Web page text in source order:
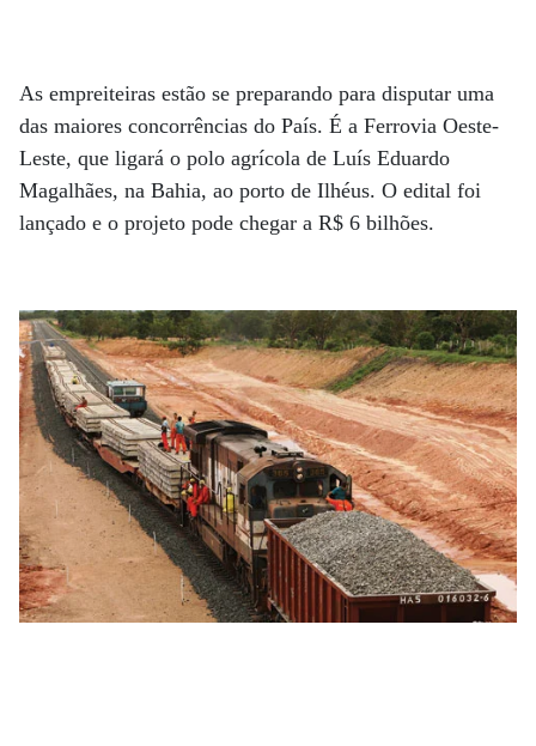
As empreiteiras estão se preparando para disputar uma
das maiores concorrências do País. É a Ferrovia Oeste-
Leste, que ligará o polo agrícola de Luís Eduardo
Magalhães, na Bahia, ao porto de Ilhéus. O edital foi
lançado e o projeto pode chegar a R$ 6 bilhões.